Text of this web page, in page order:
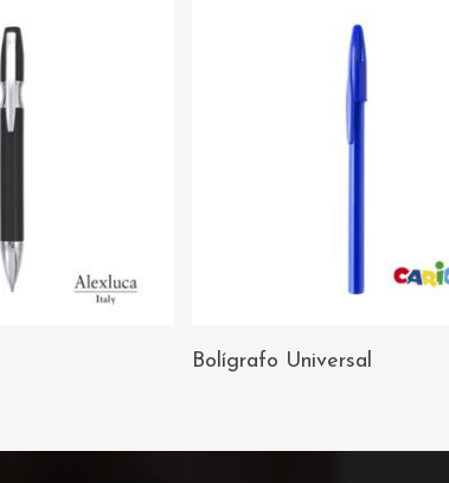
AL
AÑADIR AL
Bolígrafo Universal